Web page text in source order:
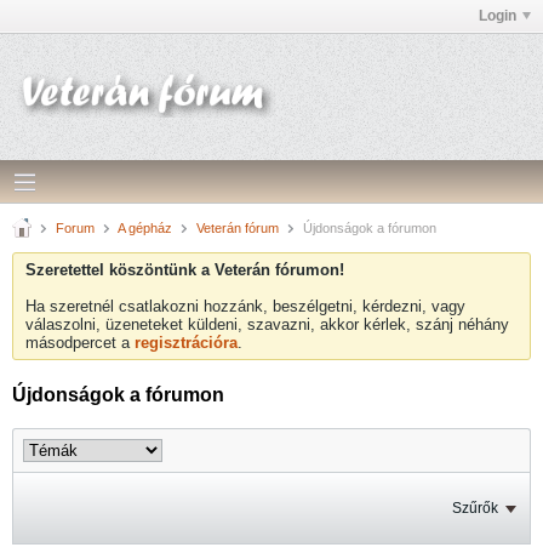
Login
Forum A gépház Veterán fórum Újdonságok a fórumon
Szeretettel köszöntünk a Veterán fórumon!
Ha szeretnél csatlakozni hozzánk, beszélgetni, kérdezni, vagy
válaszolni, üzeneteket küldeni, szavazni, akkor kérlek, szánj néhány
másodpercet a regisztrációra.
Újdonságok a fórumon
Szűrők